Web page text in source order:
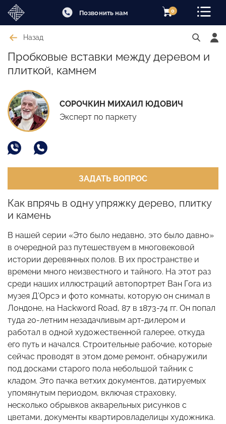
Позвонить нам 0
Назад
Пробковые вставки между деревом и
плиткой, камнем
СОРОЧКИН МИХАИЛ ЮДОВИЧ
Эксперт по паркету
ЗАДАТЬ ВОПРОС
Как впрячь в одну упряжку дерево, плитку
и камень
В нашей серии «Это было недавно, это было давно»
в очередной раз путешествуем в многовековой
истории деревянных полов. В их пространстве и
времени много неизвестного и тайного. На этот раз
среди наших иллюстраций автопортрет Ван Гога из
музея Д’Орсэ и фото комнаты, которую он снимал в
Лондоне, на Hackword Road, 87 в 1873-74 гг. Он попал
туда 20-летним незадачливым арт-дилером и
работал в одной художественной галерее, откуда
его путь и начался. Строительные рабочие, которые
сейчас проводят в этом доме ремонт, обнаружили
под досками старого пола небольшой тайник с
кладом. Это пачка ветхих документов, датируемых
упомянутым периодом, включая страховку,
несколько обрывков акварельных рисунков с
цветами, документы квартировладелицы художника.